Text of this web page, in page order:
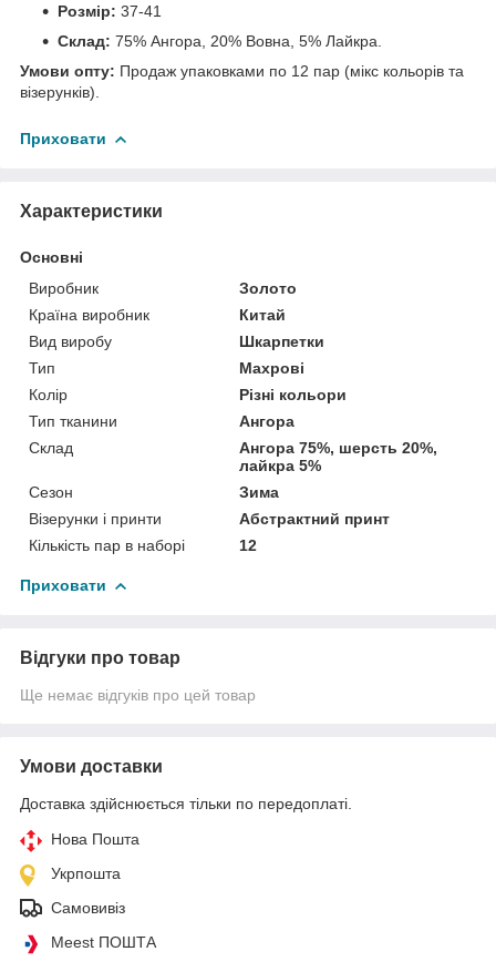
Розмір: 37-41
Склад: 75% Ангора, 20% Вовна, 5% Лайкра.
Умови опту: Продаж упаковками по 12 пар (мікс кольорів та
візерунків).
Приховати
Характеристики
Основні
Виробник
Золото
Країна виробник
Китай
Вид виробу
Шкарпетки
Тип
Махрові
Колір
Різні кольори
Тип тканини
Ангора
Склад
Ангора 75%, шерсть 20%,
лайкра 5%
Сезон
Зима
Візерунки і принти
Абстрактний принт
Кількість пар в наборі
12
Приховати
Відгуки про товар
Ще немає відгуків про цей товар
Умови доставки
Доставка здійснюється тільки по передоплаті.
Нова Пошта
Укрпошта
Самовивіз
Meest ПОШТА